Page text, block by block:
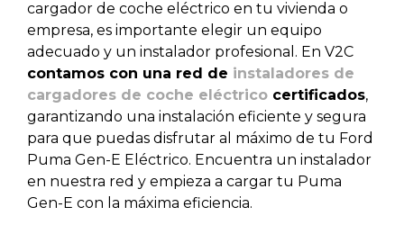
cargador de coche eléctrico en tu vivienda o
empresa, es importante elegir un equipo
adecuado y un instalador profesional. En V2C
contamos con una red de instaladores de
cargadores de coche eléctrico certificados,
garantizando una instalación eficiente y segura
para que puedas disfrutar al máximo de tu Ford
Puma Gen-E Eléctrico. Encuentra un instalador
en nuestra red y empieza a cargar tu Puma
Gen-E con la máxima eficiencia.